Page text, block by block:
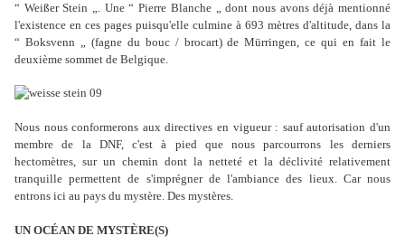
“ Weißer Stein „. Une “ Pierre Blanche „ dont nous avons déjà mentionné
l'existence en ces pages puisqu'elle culmine à 693 mètres d'altitude, dans la
“ Boksvenn „ (fagne du bouc / brocart) de Mürringen, ce qui en fait le
deuxième sommet de Belgique.
Nous nous conformerons aux directives en vigueur : sauf autorisation d'un
membre de la DNF, c'est à pied que nous parcourrons les derniers
hectomètres, sur un chemin dont la netteté et la déclivité relativement
tranquille permettent de s'imprégner de l'ambiance des lieux. Car nous
entrons ici au pays du mystère. Des mystères.
UN OCÉAN DE MYSTÈRE(S)